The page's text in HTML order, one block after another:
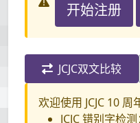
开始注册
JCJC双文比较
欢迎使用 JCJC 10 周
JCJC 错别字检测：